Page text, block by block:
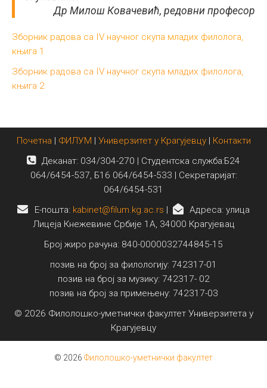
Др Милош Ковачевић, редовни професор
Зборник радова са IV научног скупа младих филолога,
књига 1
Зборник радова са IV научног скупа младих филолога,
књига 2
Почетна ФИЛУМ Универзитет у Крагујевцу| Контакти
Деканат: 034/304-270 | Студентска служба:Б24
064/6454-537, Б16 064/6454-533 | Секретаријат:
064/6454-531
E-пошта: kabinet@filum.kg.ac.rs
Адреса: улица
Лицеја Кнежевине Србије 1А, 34000 Крагујевац
Број жиро рачуна: 840-0000032744845-15
позив на број за филологију: 742317-01
позив на број за музику: 742317- 02
позив на број за примењену: 742317-03
© 2026 Филолошко-уметнички факултет Универзитета у
Крагујевцу
© 2026 Филолошко-уметнички факултет